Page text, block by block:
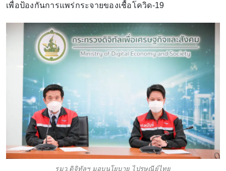
เพื่อป้องกันการแพร่กระจายของเชื้อโควิด-19
รมว.ดิจิทัลฯ มอบนโยบาย ไปรษณีย์ไทย